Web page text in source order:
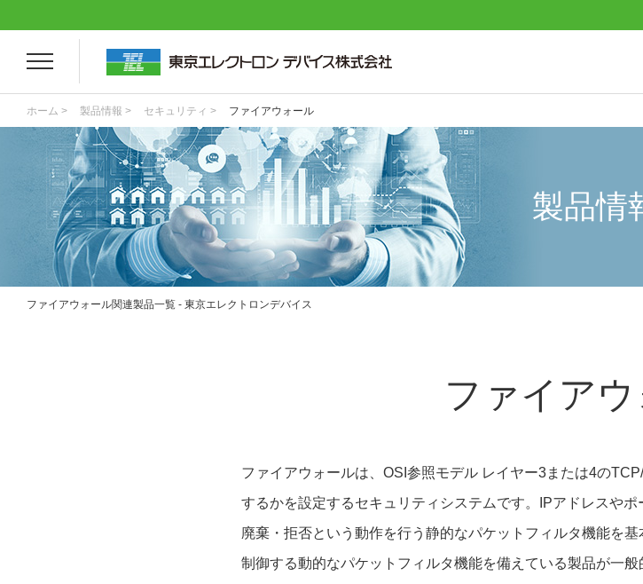
ホーム > 製品情報 > セキュリティ > ファイアウォール
製品情
ファイアウォール関連製品一覧 - 東京エレクトロンデバイス
ファイア
ファイアウォールは、OSI参照モデル レイヤー3または4の
するかを設定するセキュリティシステムです。IPアドレスや
廃棄・拒否という動作を行う静的なパケットフィルタ機能を
制御する動的なパケットフィルタ機能を備えている製品が一